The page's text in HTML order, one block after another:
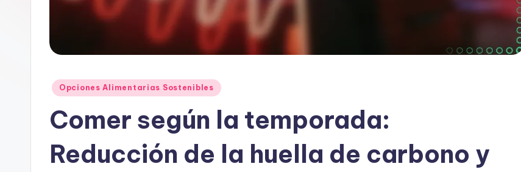
Posted
Opciones Alimentarias Sostenibles
Comer según la temporada:
Reducción de la huella de carbono y